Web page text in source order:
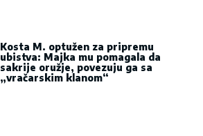
Kosta M. optužen za pripremu
ubistva: Majka mu pomagala da
sakrije oružje, povezuju ga sa
„vračarskim klanom“